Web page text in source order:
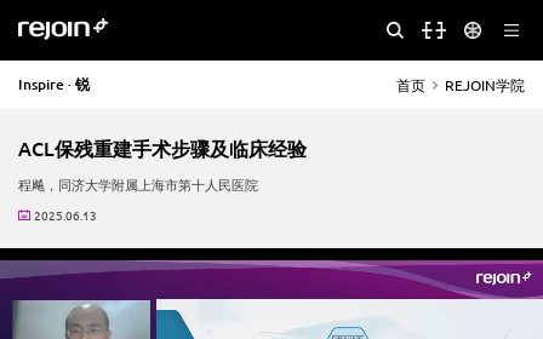
Inspire · 锐 首页 REJOIN学院
ACL保残重建手术步骤及临床经验
程飚，同济大学附属上海市第十人民医院
2025.06.13